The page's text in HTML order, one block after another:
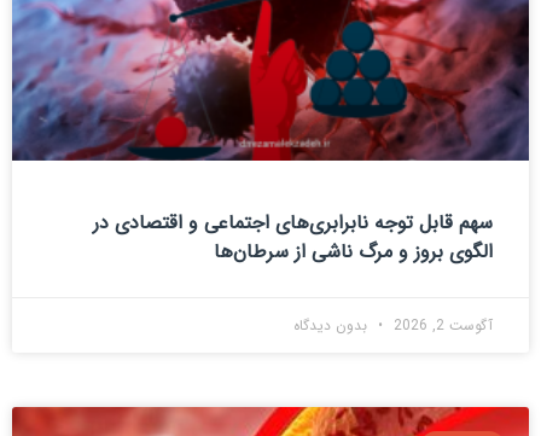
سهم قابل توجه نابرابری‌های اجتماعی و اقتصادی در
الگوی بروز و مرگ ناشی از سرطان‌ها
آگوست 2, 2026 بدون دیدگاه